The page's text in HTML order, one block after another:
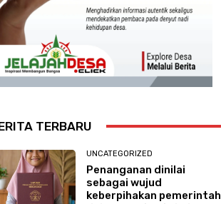
TERBARU
UNCATEGORIZED
Penanganan dinilai
sebagai wujud
keberpihakan pemerintah